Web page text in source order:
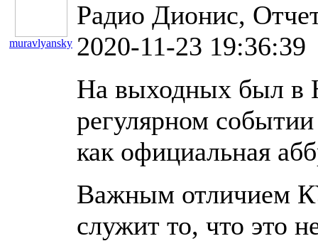
muravlyansky
Радио Дионис,
2020-11-23 19:36:39
На выходных был в
регулярном
как официальная
Важным отличием
служит то, что это